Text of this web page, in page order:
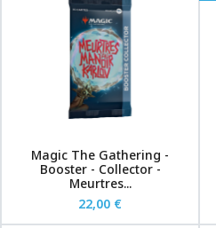
Magic The Gathering -
Booster - Collector -
Meurtres...
22,00 €